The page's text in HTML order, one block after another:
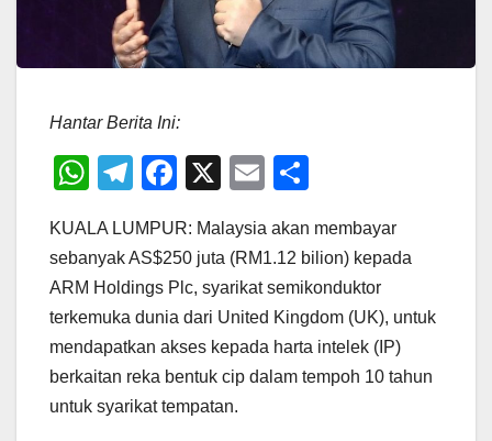
Hantar Berita Ini:
W
at
s
A
p
p
T
e
gr
a
m
F
c
e
b
o
o
k
X
E
ail ar
e
KUALA LUMPUR: Malaysia akan membayar
sebanyak AS$250 juta (RM1.12 bilion) kepada
ARM Holdings Plc, syarikat semikonduktor
terkemuka dunia dari United Kingdom (UK), untuk
mendapatkan akses kepada harta intelek (IP)
berkaitan reka bentuk cip dalam tempoh 10 tahun
untuk syarikat tempatan.